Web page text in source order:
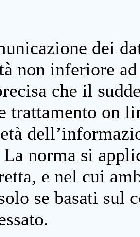
dei
non inferiore
che il
trattamento on
La norma si
e nel cui
se basati sul